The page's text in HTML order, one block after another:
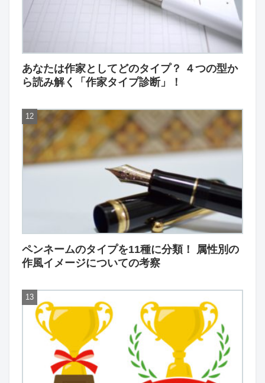
あなたは作家としてどのタイプ？ ４つの型か
ら読み解く「作家タイプ診断」！
ペンネームのタイプを11種に分類！ 属性別の
作風イメージについての考察